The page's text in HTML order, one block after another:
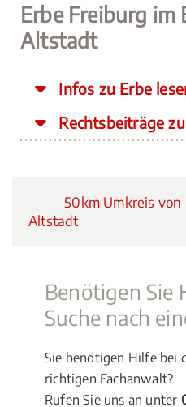
Erbe Freiburg im
Altstadt
Infos zu Erbe
Rechtsbeiträge
50km Umkreis von
Altstadt
Benötigen Sie
Suche nach
Sie benötigen Hilfe bei
richtigen Fachanwalt?
Rufen Sie uns an unter